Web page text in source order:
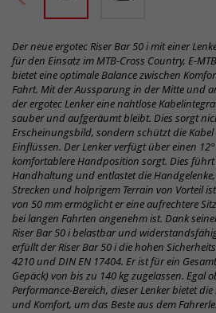
Der neue ergotec Riser Bar 50 i mit einer
für den Einsatz im MTB-Cross Country, E-
bietet eine optimale Balance zwischen
Fahrt. Mit der Aussparung in der Mitte und
der ergotec Lenker eine nahtlose
sauber und aufgeräumt bleibt. Dies sorgt
Erscheinungsbild, sondern schützt die
Einflüssen. Der Lenker verfügt über einen
komfortablere Handposition sorgt. Dies
Handhaltung und entlastet die
Strecken und holprigem Terrain von Vorteil
von 50 mm ermöglicht er eine aufrechtere
bei langen Fahrten angenehm ist. Dank
Riser Bar 50 i belastbar und
erfüllt der Riser Bar 50 i die hohen
4210 und DIN EN 17404. Er ist für ein
Gepäck) von bis zu 140 kg zugelassen. Egal
Performance-Bereich, dieser Lenker bietet
und Komfort, um das Beste aus dem